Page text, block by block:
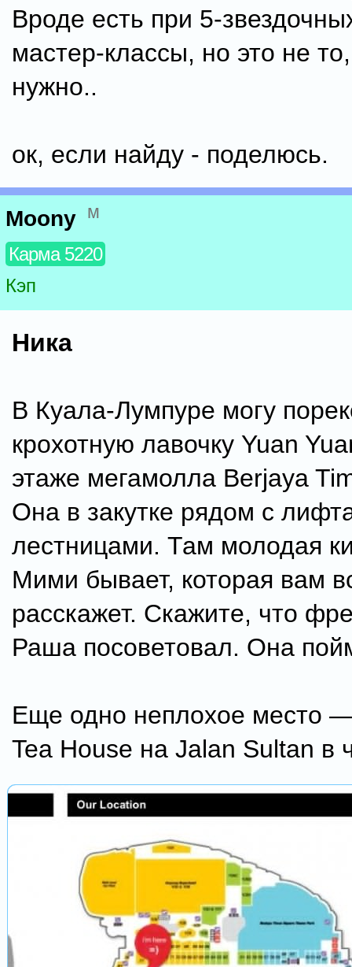
Вроде есть при 5-
мастер-классы, но это не
нужно..
ок, если найду - поделюсь.
Moony м
Карма 5220
Кэп
Ника
В Куала-Лумпуре могу
крохотную лавочку Yuan
этаже мегамолла Berjaya
Она в закутке рядом с
лестницами. Там молодая
Мими бывает, которая вам
расскажет. Скажите, что
Раша посоветовал. Она
Еще одно неплохое место
Tea House на Jalan Sultan в